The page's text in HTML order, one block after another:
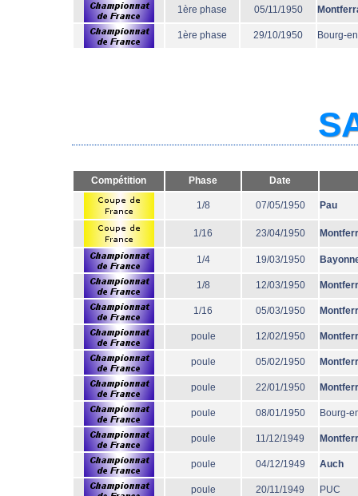
1ère phase 05/11/1950
1ère phase 29/10/1950 Bourg-
Compétition Phase Date
1/8 07/05/1950 Pau
1/16 23/04/1950
1/4 19/03/1950
1/8 12/03/1950
1/16 05/03/1950
poule 12/02/1950
poule 05/02/1950
poule 22/01/1950
poule 08/01/1950 Bourg-
poule 11/12/1949
poule 04/12/1949 Auch
poule 20/11/1949 PUC